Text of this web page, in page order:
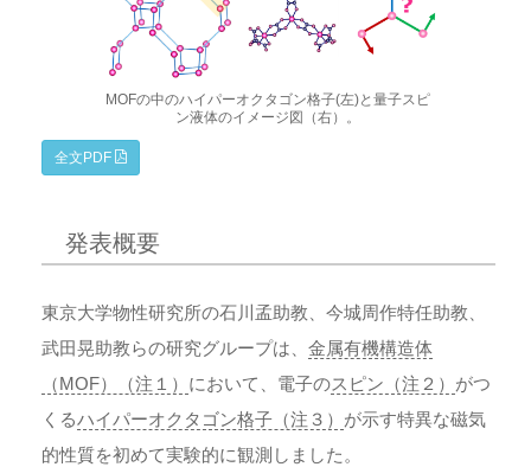
MOFの中のハイパーオクタゴン格子(左)と量子スピ
ン液体のイメージ図（右）。
全文PDF
発表概要
東京大学物性研究所の石川孟助教、今城周作特任助教、
武田晃助教らの研究グループは、 金属有機構造体
（MOF）（注１） において、電子のスピン（注２） がつ
くるハイパーオクタゴン格子（注３） が示す特異な磁気
的性質を初めて実験的に観測しました。